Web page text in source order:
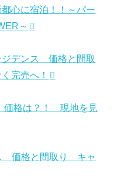
心に宿泊！！～パー
～
ジデンス 価格と間取
完売へ！
価格は？！ 現地を見
価格と間取り キャ